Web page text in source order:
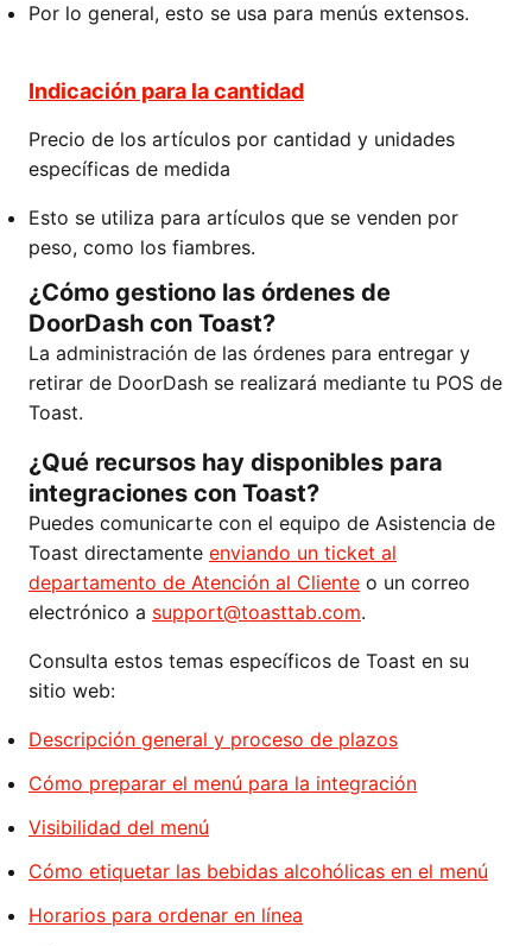
Por lo general, esto se usa para menús extensos.
Indicación para la cantidad
Precio de los artículos por cantidad y unidades
específicas de medida
Esto se utiliza para artículos que se venden por
peso, como los fiambres.
¿Cómo gestiono las órdenes de
DoorDash con Toast?
La administración de las órdenes para entregar y
retirar de DoorDash se realizará mediante tu POS de
Toast.
¿Qué recursos hay disponibles para
integraciones con Toast?
Puedes comunicarte con el equipo de Asistencia de
Toast directamente enviando un ticket al
departamento de Atención al Cliente o un correo
electrónico a support@toasttab.com.
Consulta estos temas específicos de Toast en su
sitio web:
Descripción general y proceso de plazos
Cómo preparar el menú para la integración
Visibilidad del menú
Cómo etiquetar las bebidas alcohólicas en el menú
Horarios para ordenar en línea